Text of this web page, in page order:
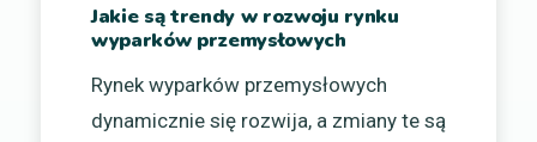
Jakie są trendy w rozwoju rynku
wyparków przemysłowych
Rynek wyparków przemysłowych
dynamicznie się rozwija, a zmiany te są